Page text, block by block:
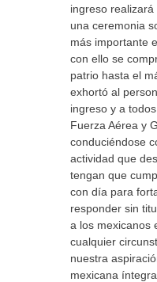
ingreso
una ceremonia
más importante
con ello se
patrio hasta el
exhortó al
ingreso y a
Fuerza Aérea y
conduciéndose
actividad que
tengan que
con día para
responder sin
a los mexicanos
cualquier
nuestra
mexicana